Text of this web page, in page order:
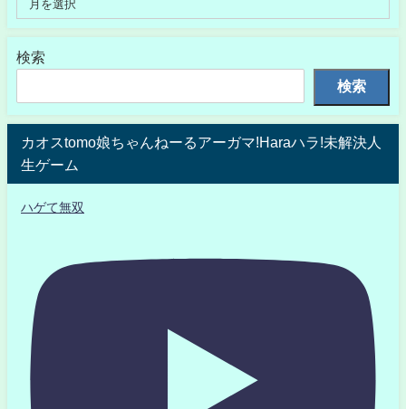
検索
検索
カオスtomo娘ちゃんねーるアーガマ!Haraハラ!未解決人
生ゲーム
ハゲて無双